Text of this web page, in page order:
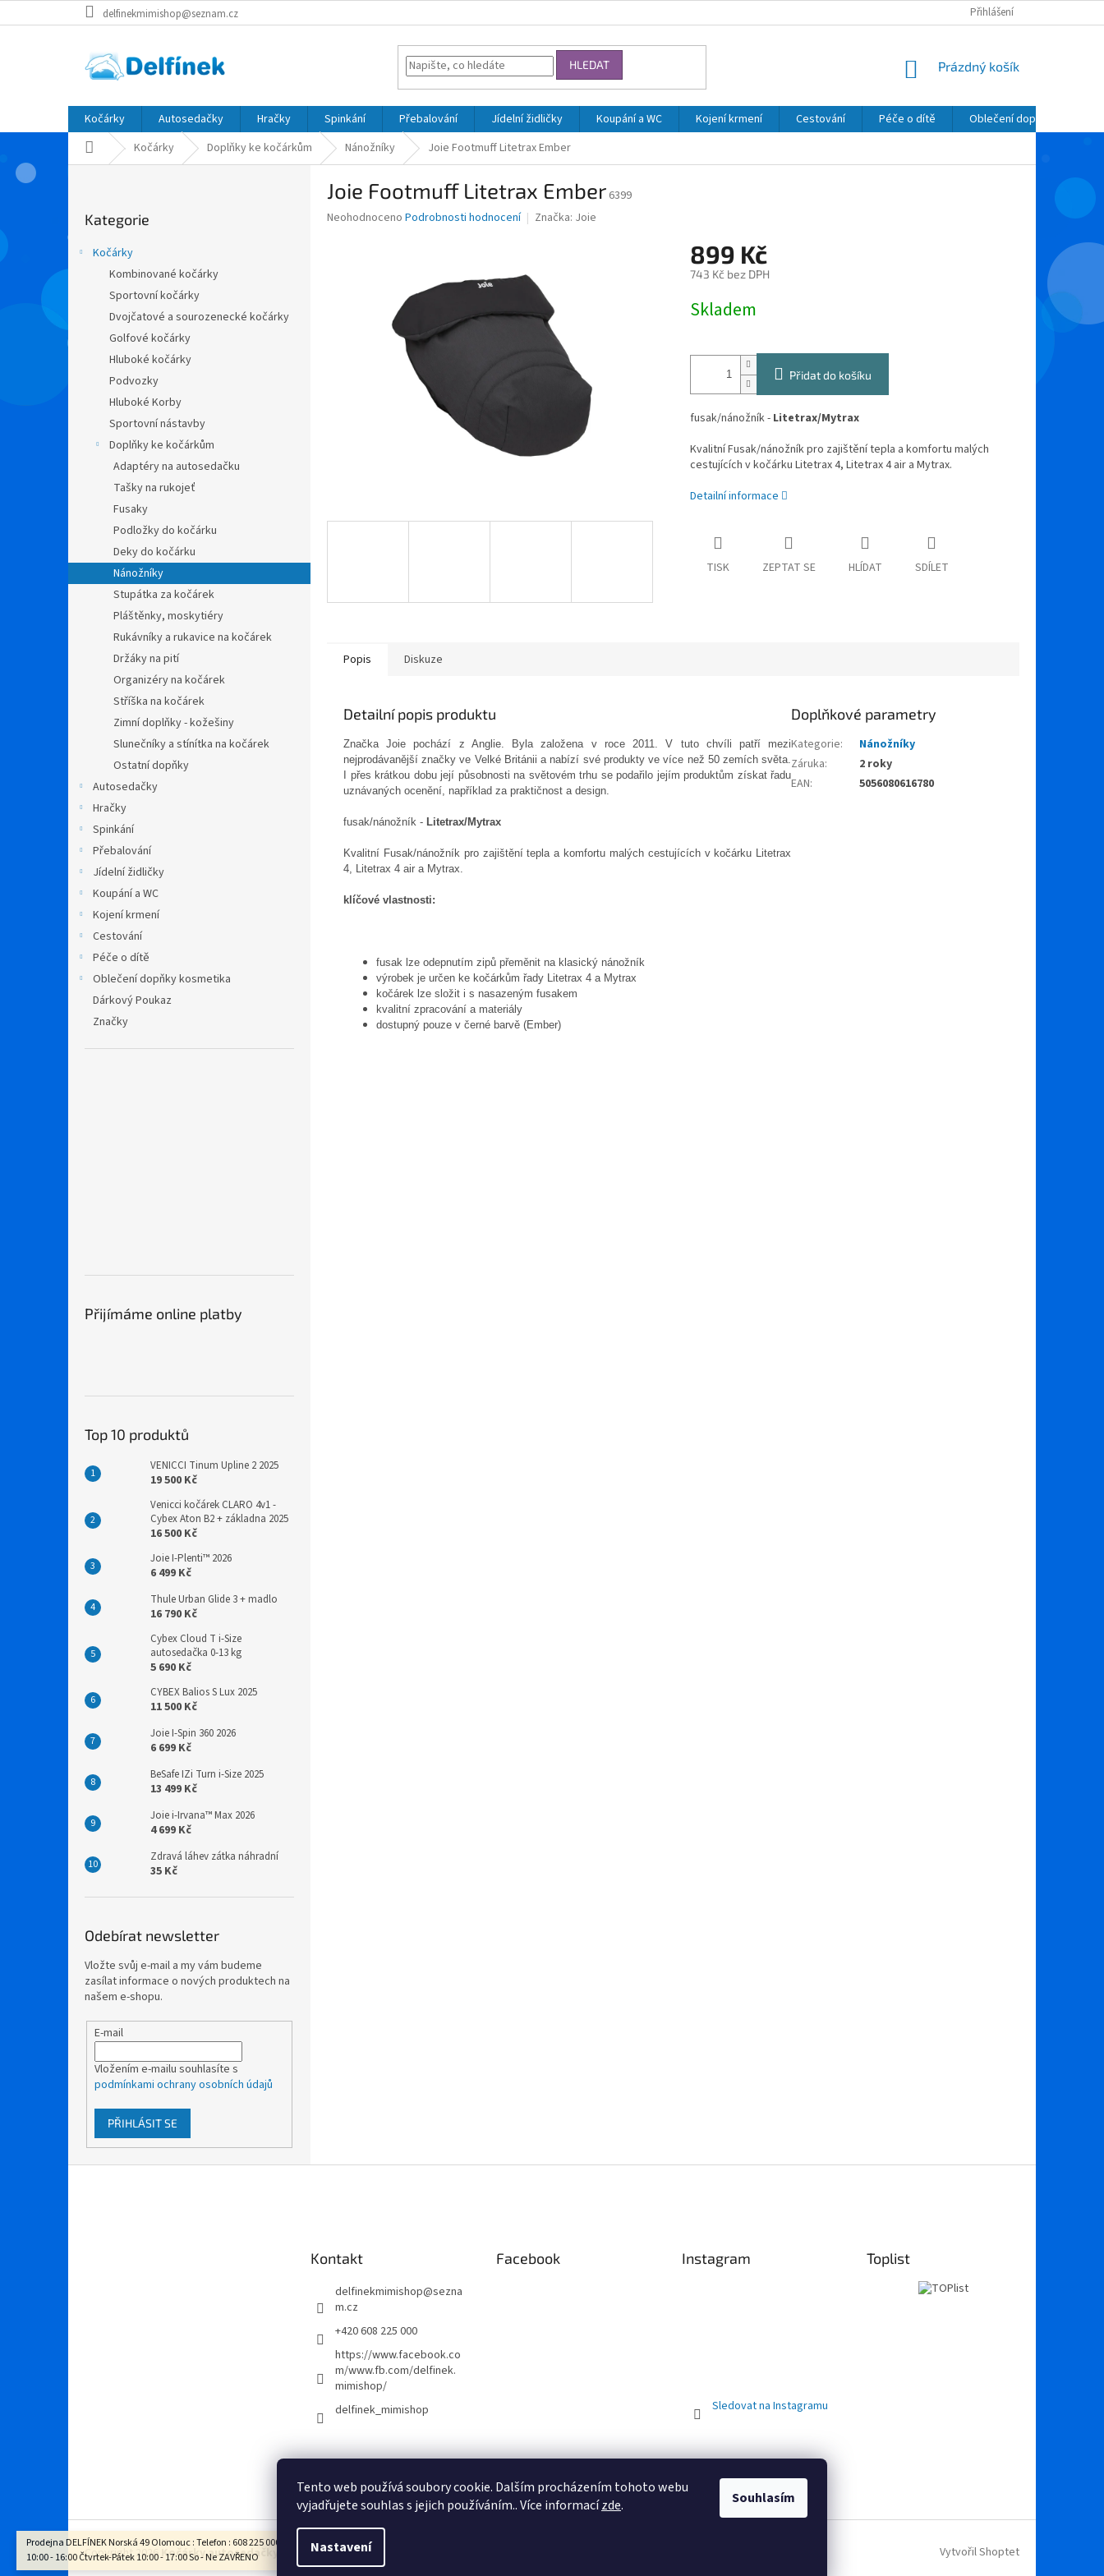
Tento web používá soubory cookie. Dalším procházením tohoto webu
vyjadřujete souhlas s jejich používáním.. Více informacízde.
Nastavení
Souhlasím
na
Prodejna DELFÍNEK Norská 49 Olomouc : Telefon : 608 225 000 Otevírací doba : Po - St
10:00 - 16:00 Čtvrtek-Pátek 10:00 - 17:00 So - Ne ZAVŘENO
delfinekmimishop@seznam.cz Přihlášení
HLEDAT
NÁKUPNÍ
Prázdný košík
Kočárky Autosedačky Hračky Spinkání Přebalování Jídelní židličky Koupání a WC Kojení krmení Cestování Péče o dítě
Oblečení dopňky
Domů Kočárky Doplňky ke kočárkům Nánožníky Joie Footmuff Litetrax Ember
r
p
kategorie
Kategorie
Kočárky
Kombinované kočárky
Sportovní kočárky
Dvojčatové a sourozenecké kočárky
Golfové kočárky
Hluboké kočárky
Podvozky
Hluboké Korby
Sportovní nástavby
Doplňky ke kočárkům
Adaptéry na autosedačku
Tašky na rukojeť
Fusaky
Podložky do kočárku
Deky do kočárku
Nánožníky
Stupátka za kočárek
Pláštěnky, moskytiéry
Rukávníky a rukavice na kočárek
Držáky na pití
Organizéry na kočárek
Stříška na kočárek
Zimní doplňky - kožešiny
Slunečníky a stínítka na kočárek
Ostatní dopňky
Autosedačky
Hračky
Spinkání
Přebalování
Jídelní židličky
Koupání a WC
Kojení krmení
Cestování
Péče o dítě
Oblečení dopňky kosmetika
Dárkový Poukaz
Značky
Přijímáme online platby
Top 10 produktů
VENICCI Tinum Upline 2 2025
19 500 Kč
Venicci kočárek CLARO 4v1 -
Cybex Aton B2 + základna 2025
16 500 Kč
Joie I-Plenti™ 2026
6 499 Kč
Thule Urban Glide 3 + madlo
16 790 Kč
Cybex Cloud T i-Size
autosedačka 0-13 kg
5 690 Kč
CYBEX Balios S Lux 2025
11 500 Kč
Joie I-Spin 360 2026
6 699 Kč
BeSafe IZi Turn i-Size 2025
13 499 Kč
Joie i-Irvana™ Max 2026
4 699 Kč
Zdravá láhev zátka náhradní
35 Kč
Odebírat newsletter
Vložte svůj e-mail a my vám budeme
zasílat informace o nových produktech na
našem e-shopu.
E-mail
Vložením e-mailu souhlasíte s
podmínkami ochrany osobních údajů
PŘIHLÁSIT SE
Joie Footmuff Litetrax Ember 6399
Průměrné
Neohodnoceno Podrobnosti hodnocení Značka: Joie
899 Kč
743 Kč bez DPH
cena:
Skladem
Přidat do košíku
fusak/nánožník - Litetrax/Mytrax
Kvalitní Fusak/nánožník pro zajištění tepla a komfortu malých
cestujících v kočárku Litetrax 4, Litetrax 4 air a Mytrax.
Detailní informace
TISK ZEPTAT SE HLÍDAT SDÍLET
Popis Diskuze
Detailní popis produktu
Značka Joie pochází z Anglie. Byla založena v roce 2011. V tuto chvíli patří mezi
nejprodávanější značky ve Velké Británii a nabízí své produkty ve více než 50 zemích světa.
I přes krátkou dobu její působnosti na světovém trhu se podařilo jejím produktům získat řadu
uznávaných ocenění, například za praktičnost a design.
fusak/nánožník - Litetrax/Mytrax
Kvalitní Fusak/nánožník pro zajištění tepla a komfortu malých cestujících v kočárku Litetrax
4, Litetrax 4 air a Mytrax.
klíčové vlastnosti:
fusak lze odepnutím zipů přeměnit na klasický nánožník
výrobek je určen ke kočárkům řady Litetrax 4 a Mytrax
kočárek lze složit i s nasazeným fusakem
kvalitní zpracování a materiály
dostupný pouze v černé barvě (Ember)
Doplňkové parametry
Kategorie:
Nánožníky
Záruka:
2 roky
EAN: 5056080616780
Kontakt
delfinekmimishop@sezna
m.cz
+420 608 225 000
https://www.facebook.co
m/www.fb.com/delfinek.
mimishop/
delfinek_mimishop
Facebook Instagram
Sledovat na Instagramu
Toplist
Obchodní podmínky PRODEJNA Registrační sleva 10%
Vytvořil Shoptet
Copyright 2026 Kočárky autosedačky Delfínek Olomouc